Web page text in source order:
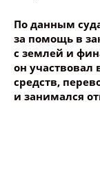
По данным
за помощь в
с землей и
он участвовал
средств,
и занимался